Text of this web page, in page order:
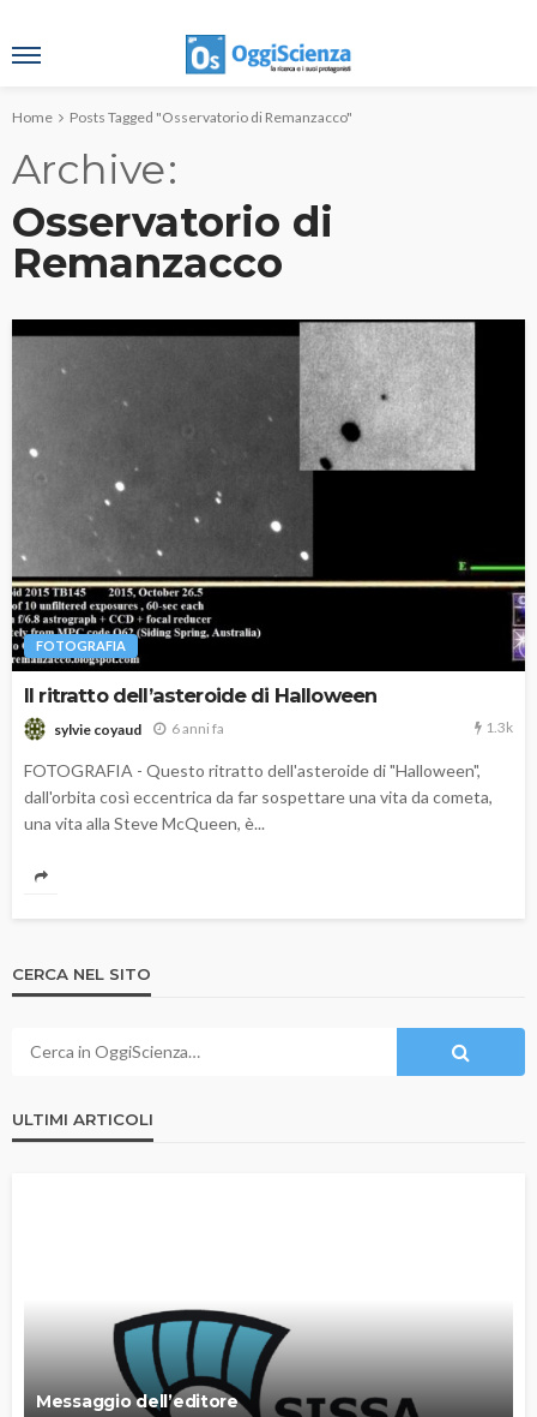
Home Posts Tagged "Osservatorio di Remanzacco"
Archive
Osservatorio di
Remanzacco
FOTOGRAFIA
Il ritratto dell’asteroide di Halloween
sylvie coyaud 6 anni fa 1.3k
FOTOGRAFIA - Questo ritratto dell'asteroide di "Halloween",
dall'orbita così eccentrica da far sospettare una vita da cometa,
una vita alla Steve McQueen, è...
CERCA NEL SITO
ULTIMI ARTICOLI
Messaggio dell’editore